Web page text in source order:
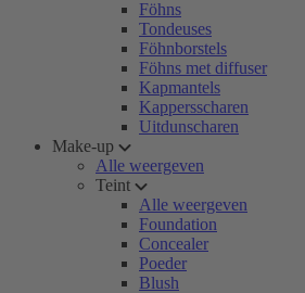
Föhns
Tondeuses
Föhnborstels
Föhns met diffuser
Kapmantels
Kappersscharen
Uitdunscharen
Make-up
Alle weergeven
Teint
Alle weergeven
Foundation
Concealer
Poeder
Blush